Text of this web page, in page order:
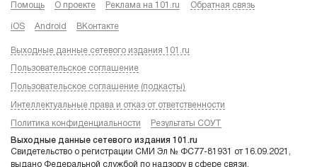
Помощь О проекте Реклама на 101.ru Обратная связь
iOS Android ВКонтакте
Выходные данные сетевого издания 101.ru
Пользовательское соглашение
Пользовательское соглашение (подкасты)
Интеллектуальные права и отказ от ответственности
Политика конфиденциальности Результаты СОУТ
Выходные данные сетевого издания 101.ru
Свидетельство о регистрации СМИ Эл № ФС77-81931 от 16.09.2021,
выдано Федеральной службой по надзору в сфере связи,